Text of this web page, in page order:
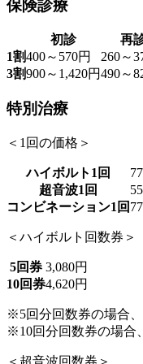
保険診療
初診 再
1割400～570円 260～
3割900～1,420円490～
特別治療
＜1回の価格＞
ハイボルト1回
超音波1回
コンビネーション1回
＜ハイボルト回数券＞
5回券 3,080円
10回券4,620円
※5回分回数券の場合
※10回分回数券の場合
＜超音波回数券＞